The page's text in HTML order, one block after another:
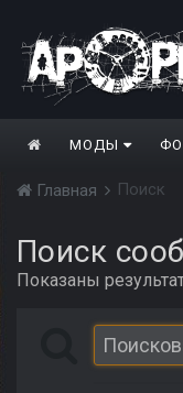
МОДЫ
Главная Поиск
Поиск
Показаны